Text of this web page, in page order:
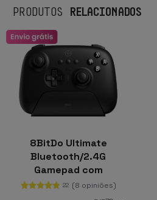
PRODUTOS RELACIONADOS
8BitDo Ultimate
Bluetooth/2.4G
Gamepad com
Adaptador + Base de
Carregamento Preto -
22 (8 opiniões)